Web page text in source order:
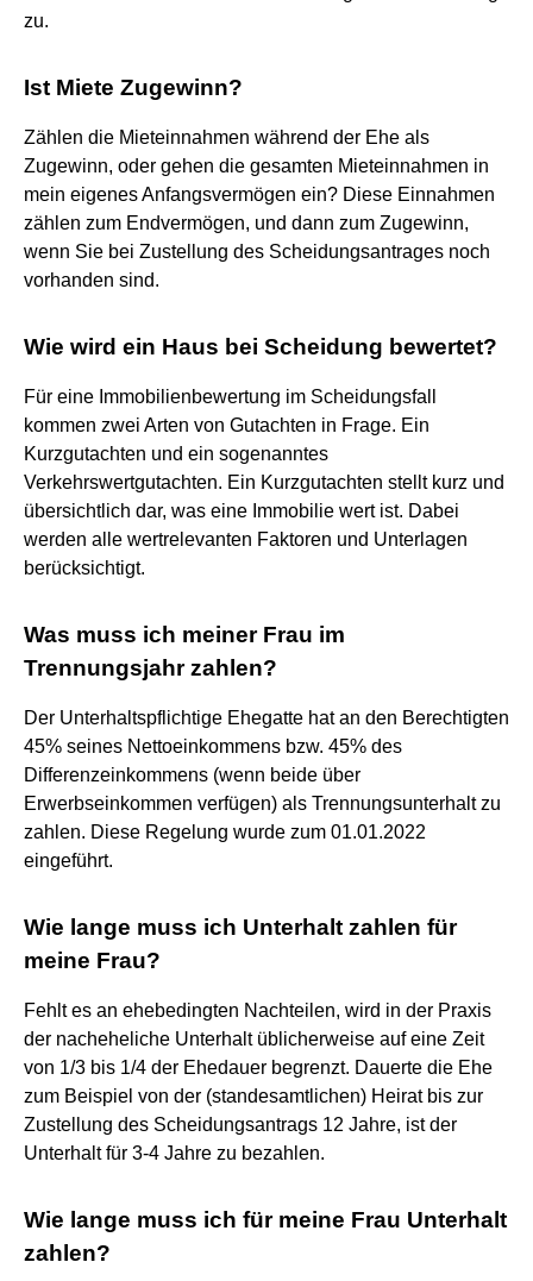
zu.
Ist Miete Zugewinn?
Zählen die Mieteinnahmen während der Ehe als
Zugewinn, oder gehen die gesamten Mieteinnahmen in
mein eigenes Anfangsvermögen ein? Diese Einnahmen
zählen zum Endvermögen, und dann zum Zugewinn,
wenn Sie bei Zustellung des Scheidungsantrages noch
vorhanden sind.
Wie wird ein Haus bei Scheidung bewertet?
Für eine Immobilienbewertung im Scheidungsfall
kommen zwei Arten von Gutachten in Frage. Ein
Kurzgutachten und ein sogenanntes
Verkehrswertgutachten. Ein Kurzgutachten stellt kurz und
übersichtlich dar, was eine Immobilie wert ist. Dabei
werden alle wertrelevanten Faktoren und Unterlagen
berücksichtigt.
Was muss ich meiner Frau im
Trennungsjahr zahlen?
Der Unterhaltspflichtige Ehegatte hat an den Berechtigten
45% seines Nettoeinkommens bzw. 45% des
Differenzeinkommens (wenn beide über
Erwerbseinkommen verfügen) als Trennungsunterhalt zu
zahlen. Diese Regelung wurde zum 01.01.2022
eingeführt.
Wie lange muss ich Unterhalt zahlen für
meine Frau?
Fehlt es an ehebedingten Nachteilen, wird in der Praxis
der nacheheliche Unterhalt üblicherweise auf eine Zeit
von 1/3 bis 1/4 der Ehedauer begrenzt. Dauerte die Ehe
zum Beispiel von der (standesamtlichen) Heirat bis zur
Zustellung des Scheidungsantrags 12 Jahre, ist der
Unterhalt für 3-4 Jahre zu bezahlen.
Wie lange muss ich für meine Frau Unterhalt
zahlen?